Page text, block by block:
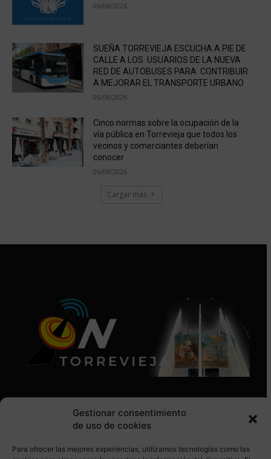
Gestionar consentimiento
de uso de cookies
Para ofrecer las mejores experiencias, utilizamos tecnologías como las
06/08/2026
SUEÑA TORREVIEJA ESCUCHA A PIE DE
CALLE A LOS USUARIOS DE LA NUEVA
RED DE AUTOBUSES PARA CONTRIBUIR
A MEJORAR EL TRANSPORTE URBANO
06/08/2026
Cinco normas sobre la ocupación de la
vía pública en Torrevieja que todos los
vecinos y comerciantes deberían
conocer
06/08/2026
Cargar más
SÍGUENOS EN REDES SOCIALES